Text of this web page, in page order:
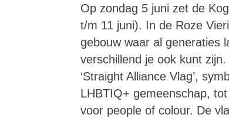
Op zondag 5 juni zet de
t/m 11 juni). In de Roze
gebouw waar al generaties
verschillend je ook kunt
‘Straight Alliance Vlag’,
LHBTIQ+ gemeenschap, tot
voor people of colour. De